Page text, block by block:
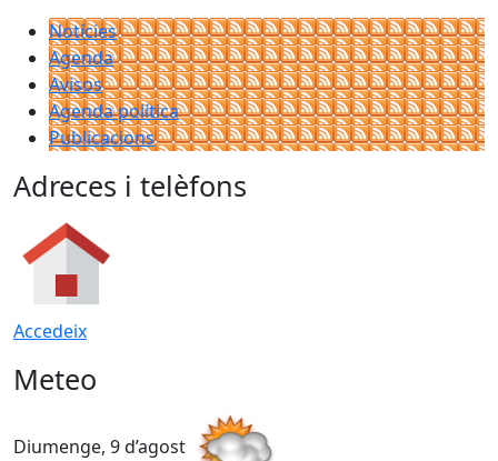
Notícies
Agenda
Avisos
Agenda política
Publicacions
Adreces i telèfons
Accedeix
Meteo
Diumenge, 9 d’agost